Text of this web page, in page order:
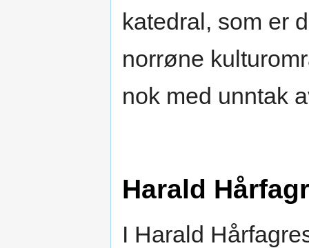
katedral, som er
norrøne
nok med unntak
Harald
I Harald